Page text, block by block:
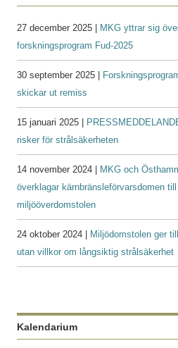
27 december 2025 |
MKG yttrar sig
forskningsprogram Fud-2025
30 september 2025 |
skickar ut remiss
15 januari 2025 |
risker för strålsäkerheten
14 november 2024 |
MKG och
överklagar kärnbränsleförvarsdomen
miljööverdomstolen
24 oktober 2024 |
Miljödomstolen ger
utan villkor om långsiktig strålsäkerhet
Kalendarium